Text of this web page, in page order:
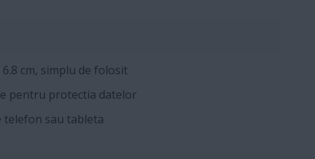
6.8 cm, simplu de folosit
pentru protectia datelor
telefon sau tableta